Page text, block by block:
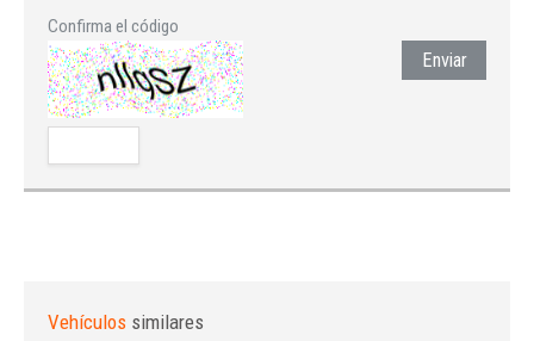
Confirma el código
Enviar
Vehículos similares